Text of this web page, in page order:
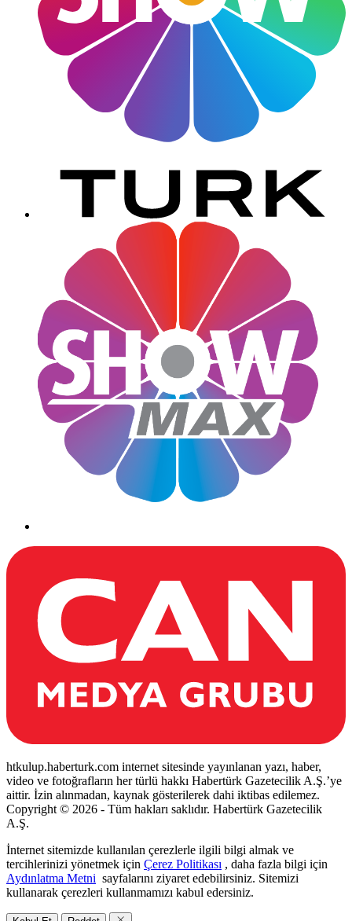
htkulup.haberturk.com internet sitesinde yayınlanan yazı, haber,
video ve fotoğrafların her türlü hakkı Habertürk Gazetecilik A.Ş.’ye
aittir. İzin alınmadan, kaynak gösterilerek dahi iktibas edilemez.
Copyright © 2026 - Tüm hakları saklıdır. Habertürk Gazetecilik
A.Ş.
İnternet sitemizde kullanılan çerezlerle ilgili bilgi almak ve
tercihlerinizi yönetmek için Çerez Politikası , daha fazla bilgi için
Aydınlatma Metni sayfalarını ziyaret edebilirsiniz. Sitemizi
kullanarak çerezleri kullanmamızı kabul edersiniz.